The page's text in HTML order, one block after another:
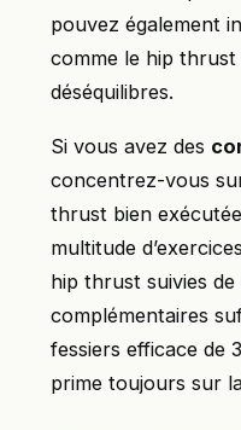
pouvez également
comme le hip
déséquilibres.
Si vous avez des
concentrez-vous
thrust bien
multitude
hip thrust suivies
complémentaires
fessiers efficace de
prime toujours sur